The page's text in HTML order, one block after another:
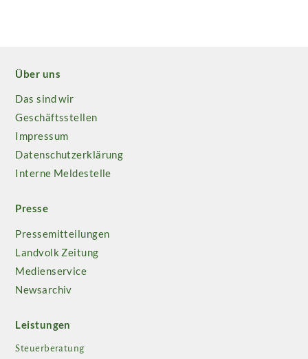
Über uns
Das sind wir
Geschäftsstellen
Impressum
Datenschutzerklärung
Interne Meldestelle
Presse
Pressemitteilungen
Landvolk Zeitung
Medienservice
Newsarchiv
Leistungen
Steuerberatung